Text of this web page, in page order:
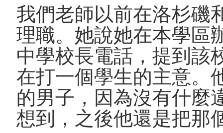
我們老師以前在洛杉磯
理職。她說她在本學區
中學校長電話，提到該
在打一個學生的主意。
的男子，因為沒有什麼
想到，之後他還是把那